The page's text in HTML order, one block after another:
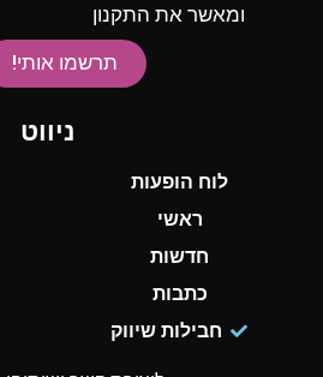
ומאשר את התקנון
תרשמו אותי!
ניווט
לוח הופעות
ראשי
חדשות
כתבות
חבילות שיווק